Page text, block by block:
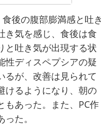
後の腹部膨満感と吐き
き気を感じ、食後は食
と吐き気が出現する状
性ディスペプシアの疑
るが、改善は見られて
けるようになり、朝の
もあった。また、PC作
た。